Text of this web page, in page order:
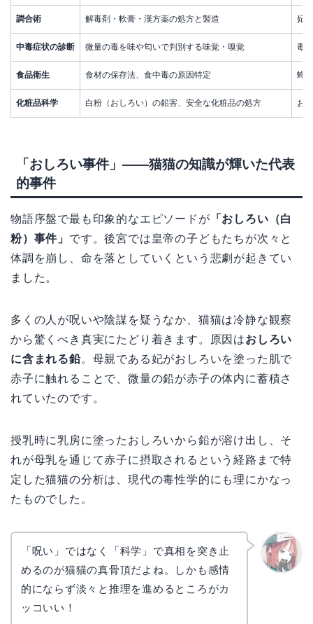
調合術 解毒剤・軟膏・漢方薬の処方と製造 妃
中毒症状の診断 微量の毒を味や匂いで判別する味覚・嗅覚 毒
食品衛生 食材の保存法、食中毒の原因特定 蜂
化粧品科学 白粉（おしろい）の鉛害、安全な化粧品の処方 お
「おしろい事件」——猫猫の知識が輝いた代表
的事件
物語序盤で最も印象的なエピソードが 「おしろい（白
粉）事件」 です。後宮では皇帝の子どもたちが次々と
体調を崩し、命を落としていくという悲劇が起きてい
ました。
多くの人が呪いや陰謀を疑うなか、猫猫は冷静な観察
から驚くべき真実にたどり着きます。原因はおしろい
に含まれる鉛。母親である妃がおしろいを塗った肌で
赤子に触れることで、微量の鉛が赤子の体内に蓄積さ
れていたのです。
授乳時に乳房に塗ったおしろいから鉛が溶け出し、そ
れが母乳を通じて赤子に摂取されるという経路まで特
定した猫猫の分析は、現代の毒性学的にも理にかなっ
たものでした。
「呪い」ではなく「科学」で真相を突き止
めるのが猫猫の真骨頂だよね。しかも感情
的にならず淡々と推理を進めるところがカ
ッコいい！